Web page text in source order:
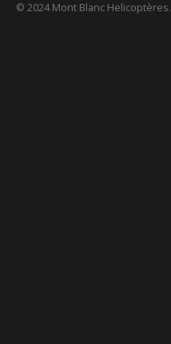
© 2024 Mont Blanc